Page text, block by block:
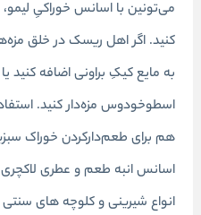
می‌تونین با اسانس‌ خوراکیِ
کنید. اگر اهل ریسک در خلق
به مایع کیکِ براونی اضافه کنید
اسطوخودوس مزه‌دار کنید.
هم برای طعم‌دار‌کردن خوراک
اسانس انبه طعم و عطری
انواع شیرینی و کلوچه های